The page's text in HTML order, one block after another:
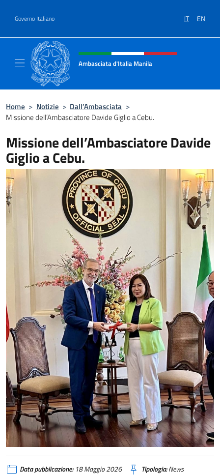
Governo Italiano IT EN
Intestazione sito, social e menù
Ambasciata d'Italia Manila
Home > Notizie > Dall’Ambasciata >
Missione dell’Ambasciatore Davide Giglio a Cebu.
Missione dell’Ambasciatore Davide
Giglio a Cebu.
Data pubblicazione:18 Maggio 2026 Tipologia:News